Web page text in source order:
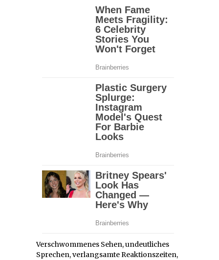
Verschwommenes Sehen, undeutliches
Sprechen, verlangsamte Reaktionszeiten,